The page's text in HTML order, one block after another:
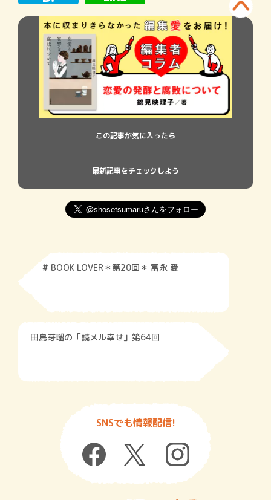
は不思議な三角関係を綴る恋愛小説……と
思いきや、ページをめくるにつれて読み心
地がそれぞれガラッと変わる。二作を軸
に、互いの作品について語り合っていただ
いた。
この記事が気に入ったら
最新記事をチェックしよう
# BOOK LOVER＊第20回＊ 冨永 愛
田島芽瑠の「読メル幸せ」第64回
SNSでも情報配信!